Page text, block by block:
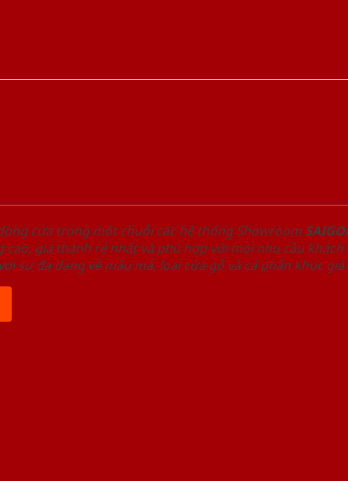
cửa trong một chuỗi các hệ thống Showroom
giá thành rẻ nhất và phù hợp với mọi nhu cầu khách
sự đa dạng về mẫu mã, loại cửa gỗ và cả phân khúc